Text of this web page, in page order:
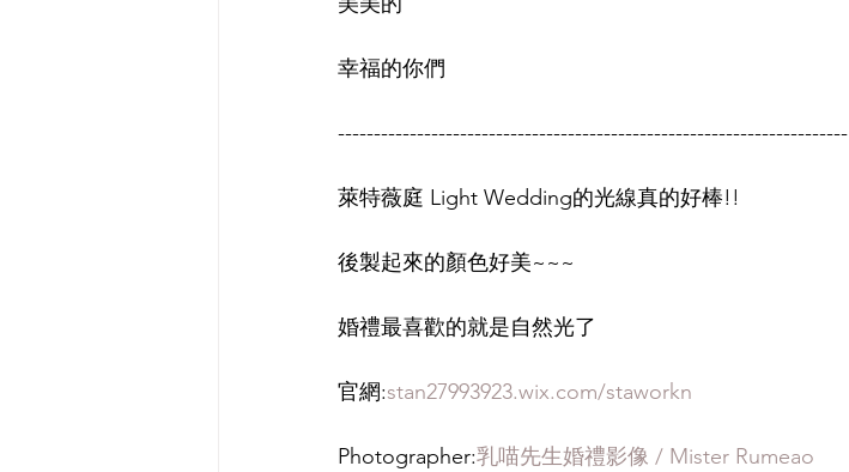
幸福的你們
-----------------------------------------------------------------------
萊特薇庭 Light Wedding的光線真的好棒!!
後製起來的顏色好美~~~
婚禮最喜歡的就是自然光了
官網:stan27993923.wix.com/staworkn
Photographer:乳喵先生婚禮影像 / Mister Rumeao